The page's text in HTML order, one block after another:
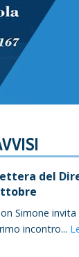
del
Simone
incontro...